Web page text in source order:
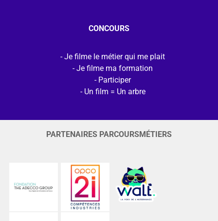
CONCOURS
Je filme le métier qui me plait
Je filme ma formation
Participer
Un film = Un arbre
PARTENAIRES PARCOURSMÉTIERS